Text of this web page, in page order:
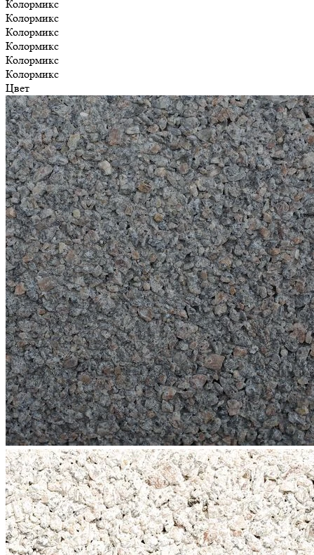
Колормикс
Колормикс
Колормикс
Колормикс
Колормикс
Колормикс
Цвет